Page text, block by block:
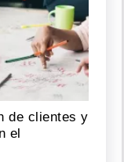
de clientes y
el